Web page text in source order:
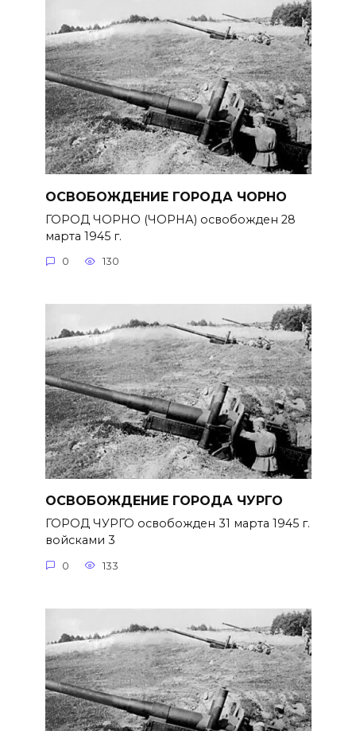
ОСВОБОЖДЕНИЕ ГОРОДА ЧОРНО
ГОРОД ЧОРНО (ЧОРНА) освобожден 28
марта 1945 г.
0 130
ОСВОБОЖДЕНИЕ ГОРОДА ЧУРГО
ГОРОД ЧУРГО освобожден 31 марта 1945 г.
войсками 3
0 133